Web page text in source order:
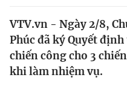
Thế giới
Tin tức
Thế giới đó đây
Kinh tế
VTV.vn - Ngày 2/8,
Phúc đã ký Quyết
chiến công cho 3
khi làm nhiệm vụ.